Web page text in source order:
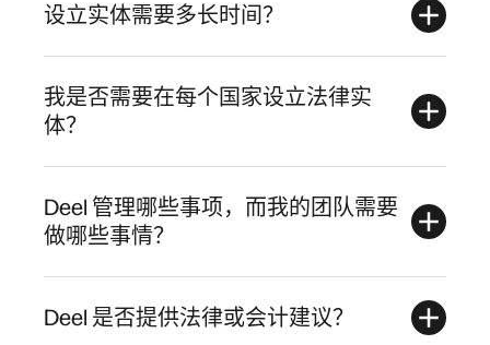
设立实体需要多长时间？
我是否需要在每个国家设立法律实
体？
Deel 管理哪些事项，而我的团队需要
做哪些事情？
Deel 是否提供法律或会计建议？